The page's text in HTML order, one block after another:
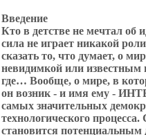
Введение
Кто в детстве не мечтал об
сила не играет никакой
сказать то, что думает, о
невидимкой или известным
где… Вообще, о мире, в
он возник - и имя ему -
самых значительных
технологического
становится